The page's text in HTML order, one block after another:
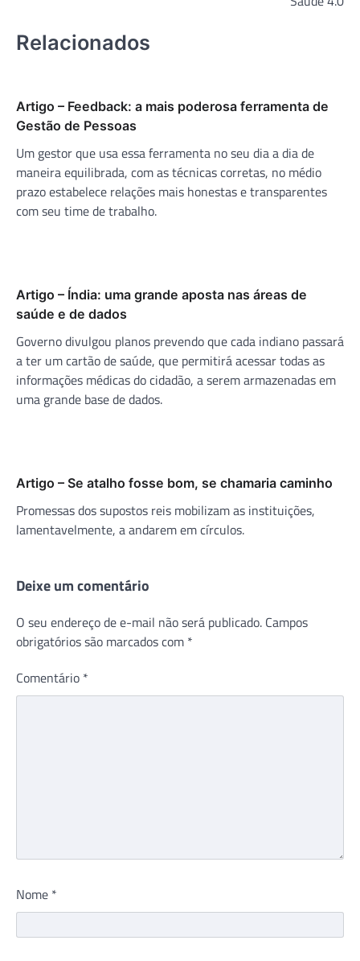
Relacionados
Artigo – Feedback: a mais poderosa ferramenta de
Gestão de Pessoas
Um gestor que usa essa ferramenta no seu dia a dia de
maneira equilibrada, com as técnicas corretas, no médio
prazo estabelece relações mais honestas e transparentes
com seu time de trabalho.
Artigo – Índia: uma grande aposta nas áreas de
saúde e de dados
Governo divulgou planos prevendo que cada indiano passará
a ter um cartão de saúde, que permitirá acessar todas as
informações médicas do cidadão, a serem armazenadas em
uma grande base de dados.
Artigo – Se atalho fosse bom, se chamaria caminho
Promessas dos supostos reis mobilizam as instituições,
lamentavelmente, a andarem em círculos.
Deixe um comentário
O seu endereço de e-mail não será publicado. Campos
obrigatórios são marcados com *
Comentário *
Nome *